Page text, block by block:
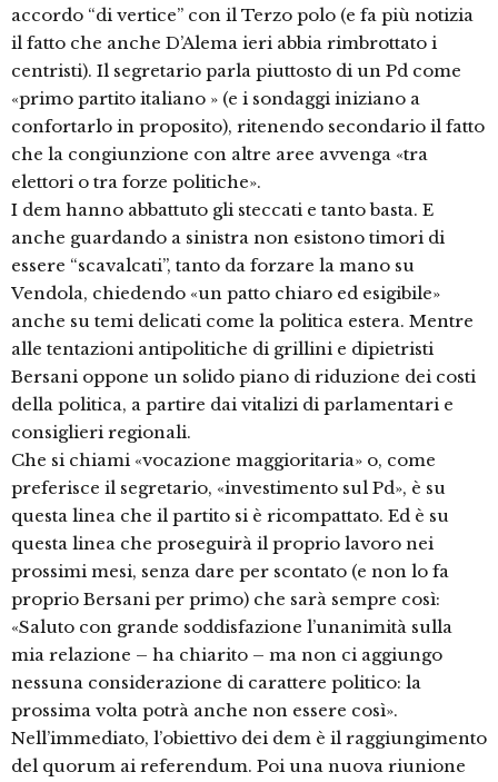
accordo “di vertice” con il Terzo polo (e fa più notizia
il fatto che anche D’Alema ieri abbia rimbrottato i
centristi). Il segretario parla piuttosto di un Pd come
«primo partito italiano » (e i sondaggi iniziano a
confortarlo in proposito), ritenendo secondario il fatto
che la congiunzione con altre aree avvenga «tra
elettori o tra forze politiche».
I dem hanno abbattuto gli steccati e tanto basta. E
anche guardando a sinistra non esistono timori di
essere “scavalcati”, tanto da forzare la mano su
Vendola, chiedendo «un patto chiaro ed esigibile»
anche su temi delicati come la politica estera. Mentre
alle tentazioni antipolitiche di grillini e dipietristi
Bersani oppone un solido piano di riduzione dei costi
della politica, a partire dai vitalizi di parlamentari e
consiglieri regionali.
Che si chiami «vocazione maggioritaria» o, come
preferisce il segretario, «investimento sul Pd», è su
questa linea che il partito si è ricompattato. Ed è su
questa linea che proseguirà il proprio lavoro nei
prossimi mesi, senza dare per scontato (e non lo fa
proprio Bersani per primo) che sarà sempre così:
«Saluto con grande soddisfazione l’unanimità sulla
mia relazione – ha chiarito – ma non ci aggiungo
nessuna considerazione di carattere politico: la
prossima volta potrà anche non essere così».
Nell’immediato, l’obiettivo dei dem è il raggiungimento
del quorum ai referendum. Poi una nuova riunione